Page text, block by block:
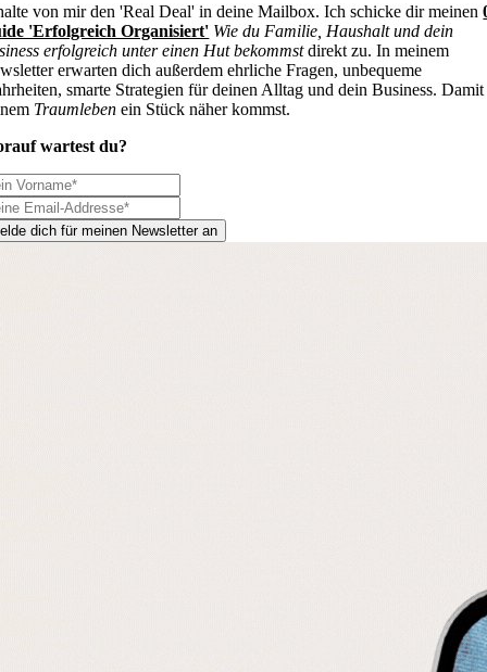
von mir den 'Real Deal' in deine Mailbox. Ich schicke dir meinen
'Erfolgreich Organisiert' Wie du Familie, Haushalt und dein
erfolgreich unter einen Hut bekommstdirekt zu. In meinem
erwarten dich außerdem ehrliche Fragen, unbequeme
smarte Strategien für deinen Alltag und dein Business.
Traumleben ein Stück näher kommst.
wartest du?
dich für meinen Newsletter an